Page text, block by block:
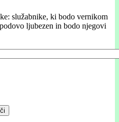
služabnike, ki bodo vernikom
ljubezen in bodo njegovi